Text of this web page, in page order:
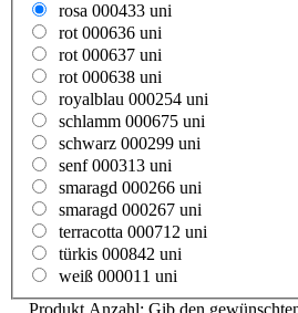
rosa 000433 uni
rot 000636 uni
rot 000637 uni
rot 000638 uni
royalblau 000254 uni
schlamm 000675 uni
schwarz 000299 uni
senf 000313 uni
smaragd 000266 uni
smaragd 000267 uni
terracotta 000712 uni
türkis 000842 uni
weiß 000011 uni